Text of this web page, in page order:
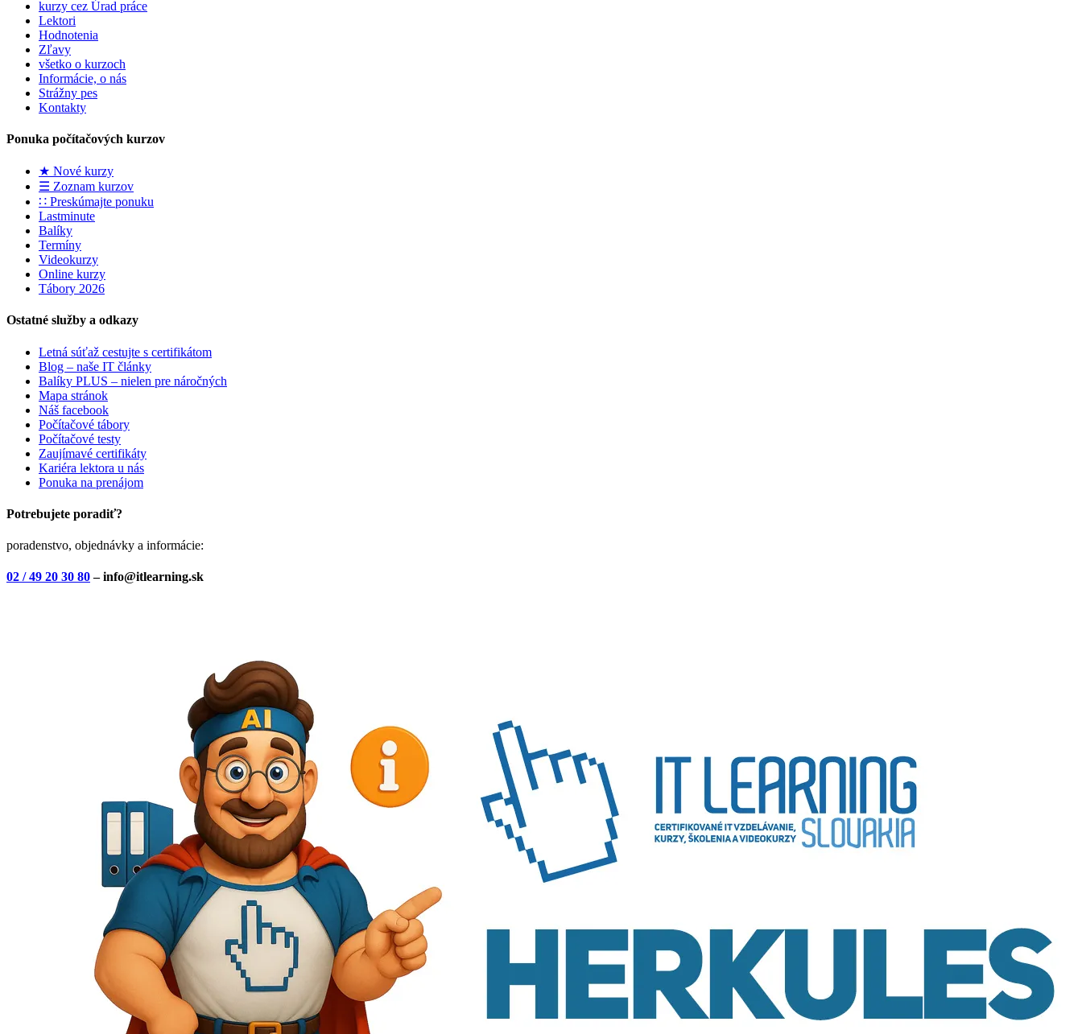
kurzy cez Úrad práce
Lektori
Hodnotenia
Zľavy
všetko o kurzoch
Informácie, o nás
Strážny pes
Kontakty
Ponuka počítačových kurzov
★ Nové kurzy
☰ Zoznam kurzov
∷ Preskúmajte ponuku
Lastminute
Balíky
Termíny
Videokurzy
Online kurzy
Tábory 2026
Ostatné služby a odkazy
Letná súťaž cestujte s certifikátom
Blog – naše IT články
Balíky PLUS – nielen pre náročných
Mapa stránok
Náš facebook
Počítačové tábory
Počítačové testy
Zaujímavé certifikáty
Kariéra lektora u nás
Ponuka na prenájom
Potrebujete poradiť?
poradenstvo, objednávky a informácie:
02 / 49 20 30 80– info@itlearning.sk